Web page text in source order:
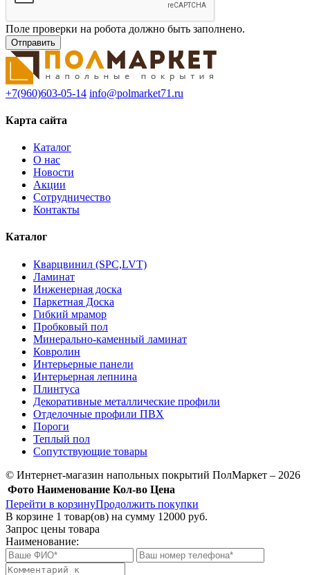
Поле проверки на робота должно быть заполнено.
+7(960)603-05-14 info@polmarket71.ru
Карта сайта
Каталог
О нас
Новости
Акции
Сотрудничество
Контакты
Каталог
Кварцвинил (SPC,LVT)
Ламинат
Инженерная доска
Паркетная Доска
Гибкий мрамор
Пробковый пол
Минерально-каменный ламинат
Ковролин
Интерьерные панели
Интерьерная лепнина
Плинтуса
Декоративные металлические профили
Отделочные профили ПВХ
Пороги
Теплый пол
Сопутствующие товары
© Интернет-магазин напольных покрытий ПолМаркет – 2026
Фото Наименование Кол-во Цена
Перейти в корзинуПродолжить покупки
В корзине 1 товар(ов) на сумму 12000 руб.
Запрос цены товара
Наименование: